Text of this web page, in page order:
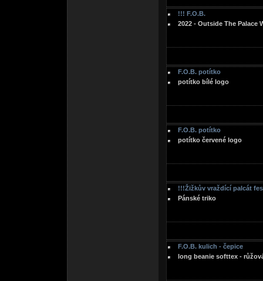
!!! F.O.B.
2022 - Outside The Palace
F.O.B. potítko
potítko bílé logo
F.O.B. potítko
potítko červené logo
!!!Žižkův vraždící palcát
Pánské triko
F.O.B. kulich - čepice
long beanie softtex -